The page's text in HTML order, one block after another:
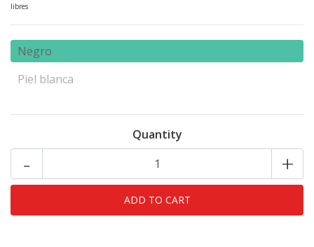
libres
Negro
Piel blanca
Quantity
- +